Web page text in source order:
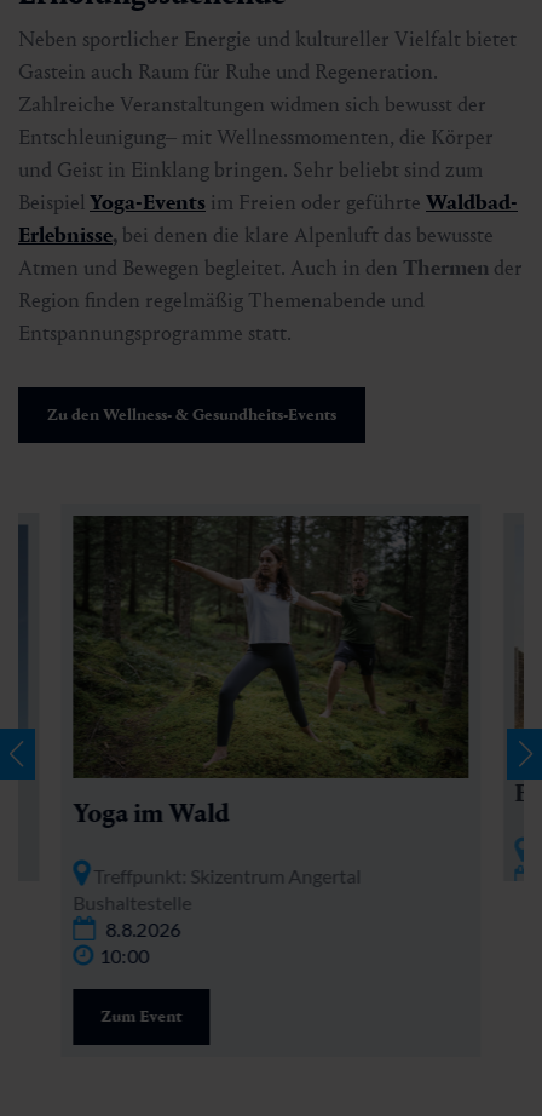
Neben sportlicher Energie und kultureller Vielfalt bietet
Gastein auch Raum für Ruhe und Regeneration.
Zahlreiche Veranstaltungen widmen sich bewusst der
Entschleunigung‒ mit Wellnessmomenten, die Körper
und Geist in Einklang bringen. Sehr beliebt sind zum
BeispielYoga-Events im Freien oder geführte Waldbad-
Erlebnisse, bei denen die klare Alpenluft das bewusste
Atmen und Bewegen begleitet. Auch in den Thermen der
Region finden regelmäßig Themenabende und
Entspannungsprogramme statt.
Zu den Wellness- & Gesundheits-Events
Yoga im Wald
Treffpunkt: Skizentrum Angertal
Bushaltestelle
8.8.2026
10:00
Zum Event